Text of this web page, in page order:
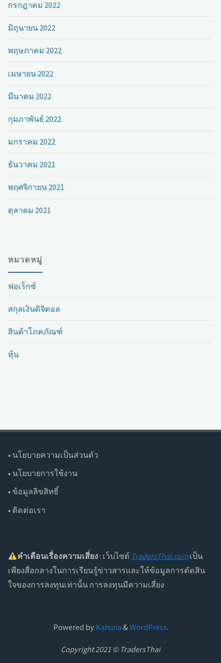
กรกฎาคม 2022
มิถุนายน 2022
พฤษภาคม 2022
เมษายน 2022
มีนาคม 2022
กุมภาพันธ์ 2022
มกราคม 2022
ธันวาคม 2021
พฤศจิกายน 2021
ตุลาคม 2021
หมวดหมู่
ฟอเร็กซ์
สกุลเงินดิจิตอล
สินค้าโภคภัณฑ์
หุ้น
• นโยบายความเป็นส่วนตัว
• นโยบายการใช้งาน
• ข้อมูลลิขสิทธิ์
• ติดต่อเรา
คำเตือนเรื่องความเสี่ยง: เว็บไซต์ TradersThai.comเป็น
เพียงสื่อกลางในการเรียนรู้ข่าวสารและให้ข้อมูลการตัดสิน
ใจของการลงทุนเท่านั้น การลงทุนมีความเสี่ยง
Powered byKahuna & WordPress.
Copyright 2021 © TradersThai